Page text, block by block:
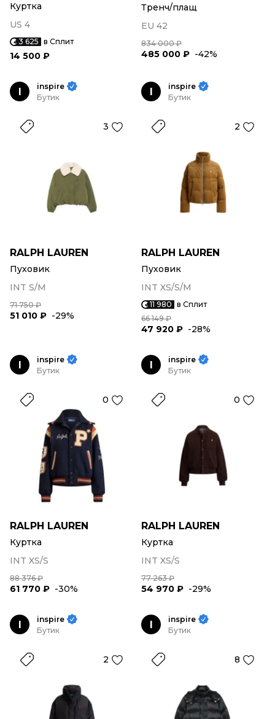
Куртка
US 4
3 625 в Сплит
14 500 ₽
Тренч/плащ
EU 42
834 000 ₽
485 000 ₽ -42%
I
inspire
Бутик
3
RALPH LAUREN
Пуховик
INT S/M
71 750 ₽
51 010 ₽ -29%
I
inspire
Бутик
2
RALPH LAUREN
Пуховик
INT XS/S/M
11 980 в Сплит
66 149 ₽
47 920 ₽ -28%
I
inspire
Бутик
0
RALPH LAUREN
Куртка
INT XS/S
88 376 ₽
61 770 ₽ -30%
I
inspire
Бутик
0
RALPH LAUREN
Куртка
INT XS/S
77 263 ₽
54 970 ₽ -29%
I
inspire
Бутик
2
I
inspire
Бутик
8